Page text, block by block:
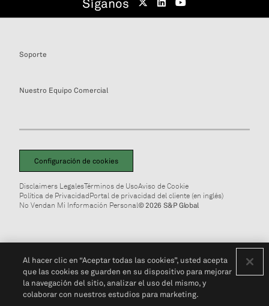
Síganos
Soporte
Nuestro Equipo Comercial
Configuración de cookies
Disclaimers LegalesTérminos de UsoAviso de Cookie
Política de PrivacidadPortal de privacidad del cliente (en inglés)
No Vendan Mi Información Personal© 2026 S&P Global
Al hacer clic en “Aceptar todas las cookies”, usted acepta
que las cookies se guarden en su dispositivo para mejorar
la navegación del sitio, analizar el uso del mismo, y
colaborar con nuestros estudios para marketing.